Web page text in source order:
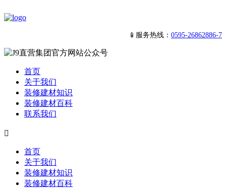
📱服务热线： 0595-26862886-7
首页
关于我们
装修建材知识
装修建材百科
联系我们

首页
关于我们
装修建材知识
装修建材百科